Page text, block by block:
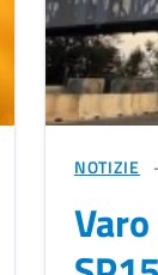
NOTIZIE